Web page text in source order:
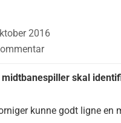
2016
skal
kunne godt ligne en